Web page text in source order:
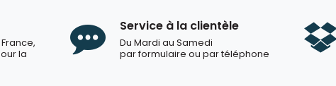
la
Service à la clientèle
Du Mardi au Samedi
par formulaire ou par téléphone